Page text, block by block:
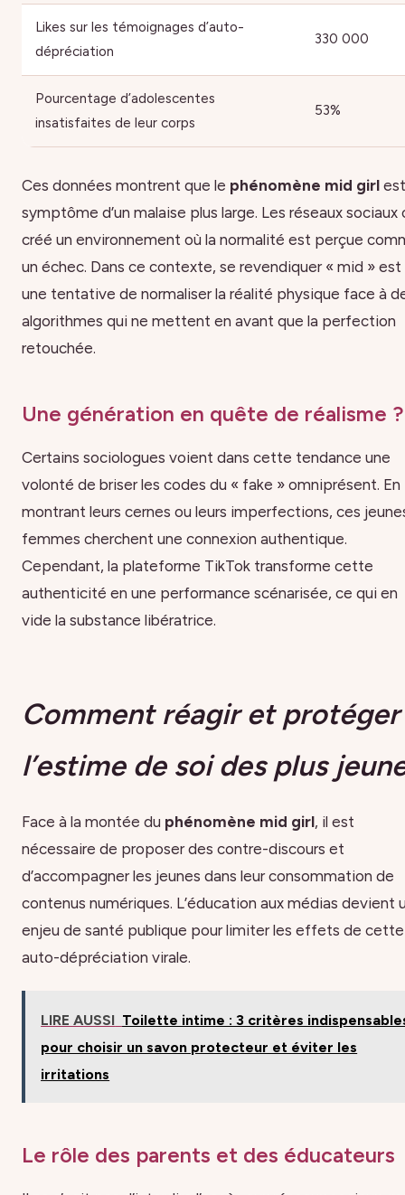
Likes sur les témoignages d’auto-
dépréciation
330 000
Pourcentage d’adolescentes
insatisfaites de leur corps
53%
Ces données montrent que le phénomène mid girl
symptôme d’un malaise plus large. Les réseaux sociaux
créé un environnement où la normalité est perçue
un échec. Dans ce contexte, se revendiquer « mid » est
une tentative de normaliser la réalité physique face à
algorithmes qui ne mettent en avant que la perfection
retouchée.
Une génération en quête de réalisme ?
Certains sociologues voient dans cette tendance une
volonté de briser les codes du « fake » omniprésent. En
montrant leurs cernes ou leurs imperfections, ces
femmes cherchent une connexion authentique.
Cependant, la plateforme TikTok transforme cette
authenticité en une performance scénarisée, ce qui en
vide la substance libératrice.
Comment réagir et protéger
l’estime de soi des plus
Face à la montée du phénomène mid girl, il est
nécessaire de proposer des contre-discours et
d’accompagner les jeunes dans leur consommation de
contenus numériques. L’éducation aux médias devient
enjeu de santé publique pour limiter les effets de cette
auto-dépréciation virale.
LIRE AUSSI Toilette intime : 3 critères
pour choisir un savon protecteur et éviter les
irritations
Le rôle des parents et des éducateurs